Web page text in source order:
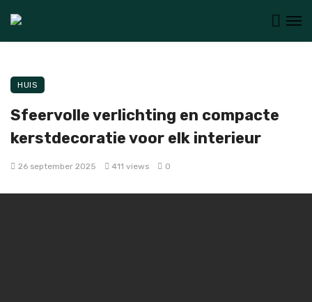
HUIS
Sfeervolle verlichting en compacte
kerstdecoratie voor elk interieur
26 september 2025 411 views 0